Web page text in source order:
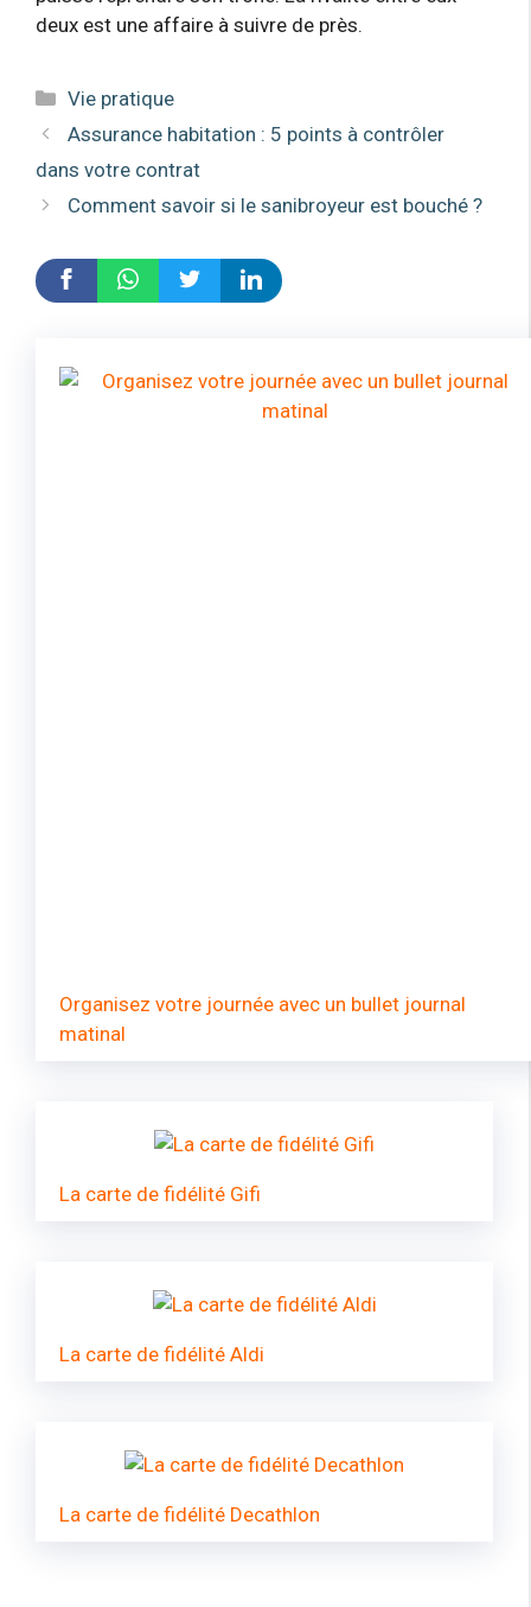
deux est une affaire à suivre de près.
Catégories
Vie pratique
Assurance habitation : 5 points à contrôler
dans votre contrat
Comment savoir si le sanibroyeur est bouché ?
Organisez votre journée avec un bullet journal
matinal
La carte de fidélité Gifi
La carte de fidélité Aldi
La carte de fidélité Decathlon